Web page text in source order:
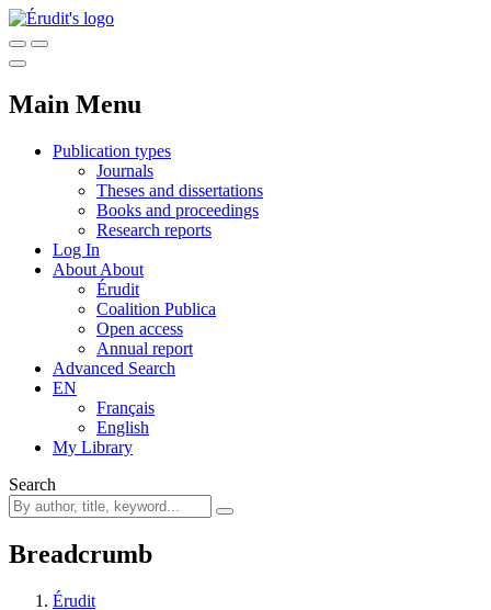
Main Menu
Publication types
Journals
Theses and dissertations
Books and proceedings
Research reports
Log In
About About
Érudit
Coalition Publica
Open access
Annual report
Advanced Search
EN
Français
English
My Library
Search
Breadcrumb
Érudit